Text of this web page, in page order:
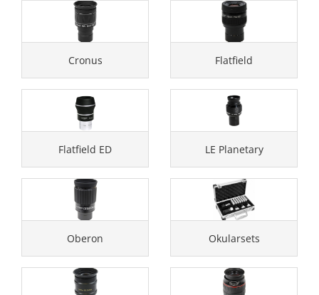
Cronus Flatfield
Flatfield ED LE Planetary
Oberon Okularsets